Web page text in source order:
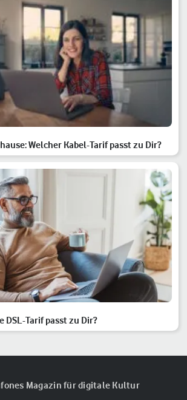
Welcher Kabel-Tarif passt zu Dir?
DSL-Tarif passt zu Dir?
Magazin für digitale Kultur